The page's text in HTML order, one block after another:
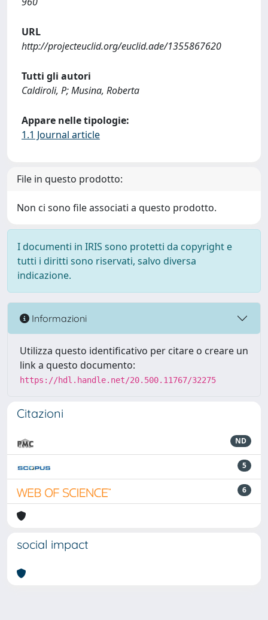
URL
http://projecteuclid.org/euclid.ade/1355867620
Tutti gli autori
Caldiroli, P; Musina, Roberta
Appare nelle tipologie:
1.1 Journal article
File in questo prodotto:
Non ci sono file associati a questo prodotto.
I documenti in IRIS sono protetti da copyright e
tutti i diritti sono riservati, salvo diversa
indicazione.
Informazioni
Utilizza questo identificativo per citare o creare un
link a questo documento:
https://hdl.handle.net/20.500.11767/32275
Citazioni
ND
5
6
social impact